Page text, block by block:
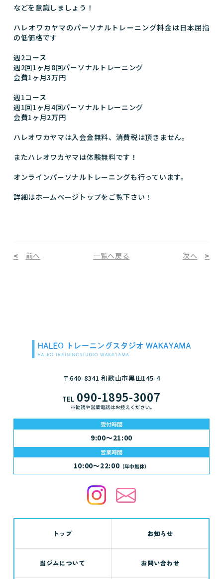
などを意識しましょう！
ハレオワカヤマのパーソナルトレーニング料金は日本屈指
の低価格です
週2コース
週2回1ヶ月8回パーソナルトレーニング
会費1ヶ月3万円
週1コース
週1回1ヶ月4回パーソナルトレーニング
会費1ヶ月2万円
ハレオワカヤマは入会金無料、消費税は頂きません。
またハレオワカヤマは体験無料です！
オンラインパーソナルトレーニングも行っています。
詳細はホームページトップをご覧下さい！
前へ 一覧へ戻る 次へ
〒640-8341 和歌山市黒田145-4
TEL 090-1895-3007
受付時間
9:00～21:00
営業時間
10:00～22:00 （年中無休）
トップ お知らせ
当ジムについて お問い合わせ